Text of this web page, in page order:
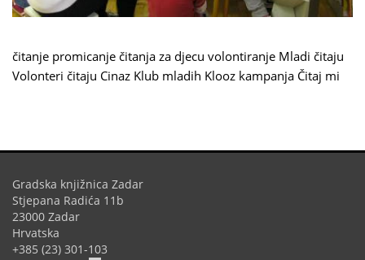
čitanje promicanje čitanja za djecu volontiranje Mladi čitaju
Volonteri čitaju Cinaz Klub mladih Klooz kampanja Čitaj mi
Gradska knjižnica Zadar
Stjepana Radića 11b
23000 Zadar
Hrvatska
+385 (23) 301-103